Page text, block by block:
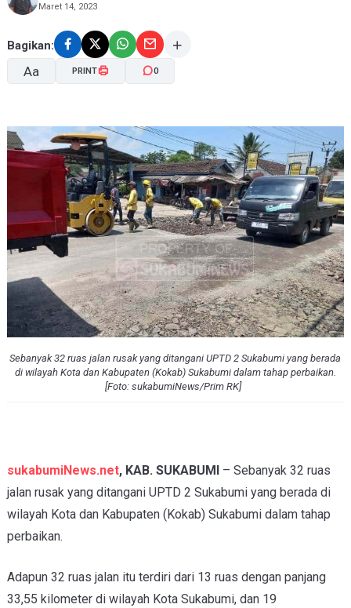
Maret 14, 2023
Bagikan:
Aa
A- A+
PRINT 0
Sebanyak 32 ruas jalan rusak yang ditangani UPTD 2 Sukabumi yang berada
di wilayah Kota dan Kabupaten (Kokab) Sukabumi dalam tahap perbaikan.
[Foto: sukabumiNews/Prim RK]
sukabumiNews.net, KAB. SUKABUMI
– Sebanyak 32 ruas
jalan rusak yang ditangani UPTD 2 Sukabumi yang berada di
wilayah Kota dan Kabupaten (Kokab) Sukabumi dalam tahap
perbaikan.
Adapun 32 ruas jalan itu terdiri dari 13 ruas dengan panjang
33,55 kilometer di wilayah Kota Sukabumi, dan 19